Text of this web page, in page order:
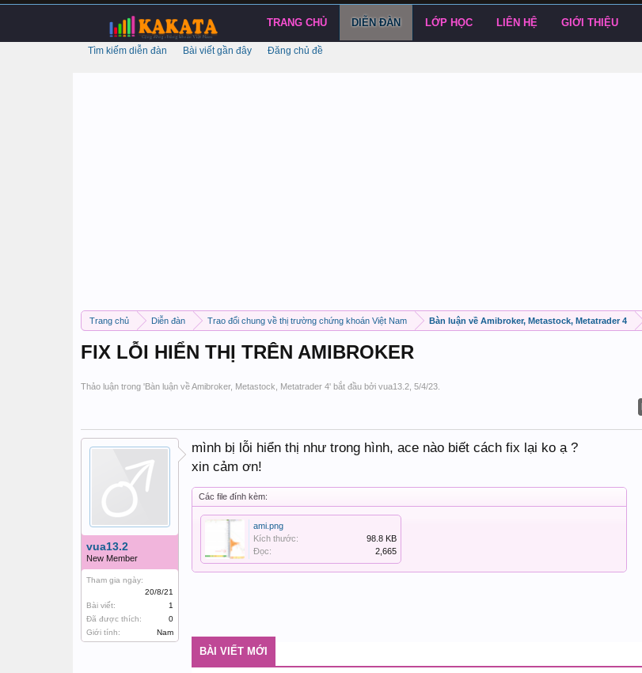
Trang chủ Diễn đàn Trao đổi chung về thị trường chứng khoán Việt Nam Bàn luận về Amibroker, Metastock, Metatrader 4
FIX LỖI HIỂN THỊ TRÊN AMIBROKER
Thảo luận trong 'Bàn luận về Amibroker, Metastock, Metatrader 4' bắt đầu bởi vua13.2 5/4/23
vua13.2
New Member
Tham gia ngày:
20/8/21
Bài viết:
1
Đã được thích:
0
Giới tính:
Nam
mình bị lỗi hiển thị như trong hình, ace nào biết cách fix lại ko ạ ?
xin cảm ơn!
Các file đính kèm:
ami.png
Kích thước:
98.8 KB
Đọc:
2,665
BÀI VIẾT MỚI
TRANG CHỦ DIỄN ĐÀN
Tìm kiếm diễn đàn Bài viết gần đây Đăng chủ đề
LỚP HỌC LIÊN HỆ GIỚI THIỆU